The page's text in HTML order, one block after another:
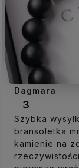
Dagmara
3
Szybka
bransoletka
kamienie na